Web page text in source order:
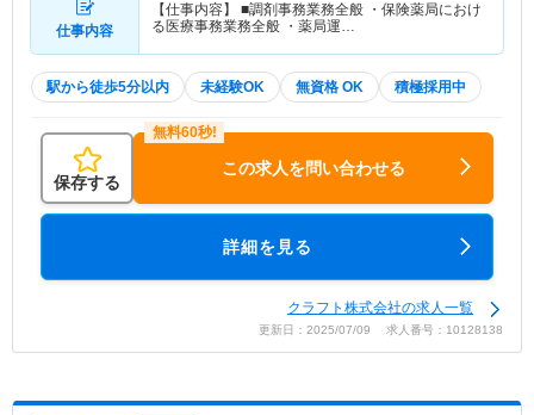
仕事内容
【仕事内容】 ■調剤事務業務全般 ・保険薬局におけ
る医療事務業務全般 ・薬局運…
駅から徒歩5分以内 未経験OK 無資格 OK 積極採用中
保存する
この求人を問い合わせる
詳細を見る
クラフト株式会社の求人一覧
更新日：2025/07/09 求人番号：10128138